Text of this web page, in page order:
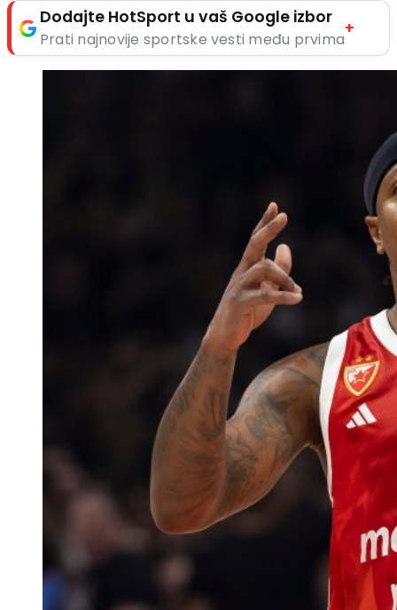
Dodajte HotSport u vaš Google izbor
Prati najnovije sportske vesti među prvima
+